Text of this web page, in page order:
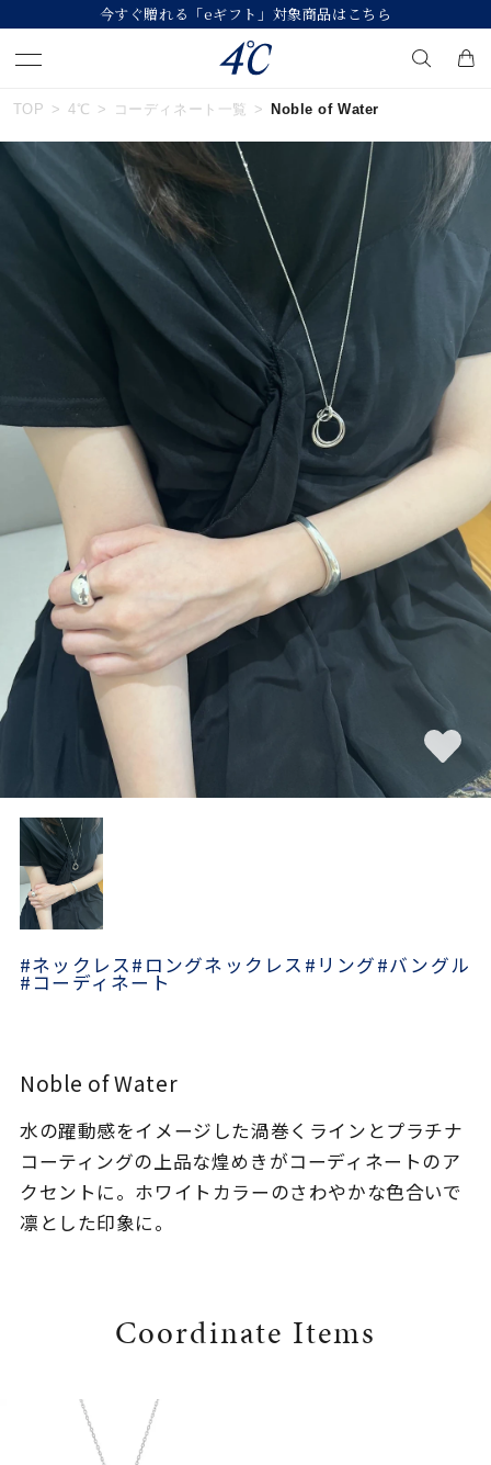
今すぐ贈れる「eギフト」対象商品はこちら
キーワードで検索する
人気検索キーワード
#ハーフエタニティリング #エタニティ
#ダイヤモンド ネックレス #eギフト
４℃
カテゴリー すべてのジュエリー
素材
カラー
誕生石
石の色
ファッションテイス
ト
着用シーン
レディース
リングサイズ
メンズ
¥0
TOP 4℃ コーディネート一覧 Noble of Water
#ネックレス#ロングネックレス #リング#バングル
#コーディネート
Noble of Water
水の躍動感をイメージした渦巻くラインとプラチナ
コーティングの上品な煌めきがコーディネートのア
クセントに。ホワイトカラーのさわやかな色合いで
凛とした印象に。
Coordinate Items